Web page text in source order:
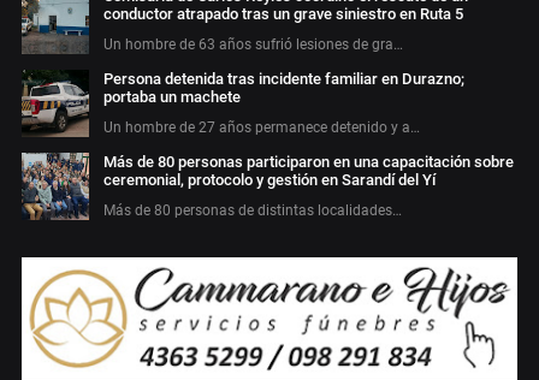
conductor atrapado tras un grave siniestro en Ruta 5
Un hombre de 63 años sufrió lesiones de gra…
Persona detenida tras incidente familiar en Durazno;
portaba un machete
Un hombre de 27 años permanece detenido y a…
Más de 80 personas participaron en una capacitación sobre
ceremonial, protocolo y gestión en Sarandí del Yí
Más de 80 personas de distintas localidades…